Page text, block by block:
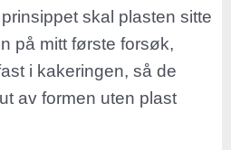
skal plasten sitte
på mitt første forsøk,
i kakeringen, så de
av formen uten plast